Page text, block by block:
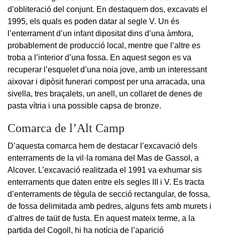
d’obliteració del conjunt. En destaquem dos, excavats el
1995, els quals es poden datar al segle V. Un és
l’enterrament d’un infant dipositat dins d’una àmfora,
probablement de producció local, mentre que l’altre es
troba a l’interior d’una fossa. En aquest segon es va
recuperar l’esquelet d’una noia jove, amb un interessant
aixovar i dipòsit funerari compost per una arracada, una
sivella, tres braçalets, un anell, un collaret de denes de
pasta vítria i una possible capsa de bronze.
Comarca de l’Alt Camp
D’aquesta comarca hem de destacar l’excavació dels
enterraments de la vil·la romana del Mas de Gassol, a
Alcover. L’excavació realitzada el 1991 va exhumar sis
enterraments que daten entre els segles III i V. Es tracta
d’enterraments de tègula de secció rectangular, de fossa,
de fossa delimitada amb pedres, alguns fets amb murets i
d’altres de taüt de fusta. En aquest mateix terme, a la
partida del Cogoll, hi ha notícia de l’aparició